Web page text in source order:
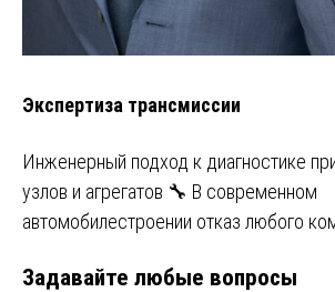
Экспертиза трансмиссии
Инженерный подход к диагностике
узлов и агрегатов 🔧 В современном
автомобилестроении отказ любого
Задавайте любые вопросы